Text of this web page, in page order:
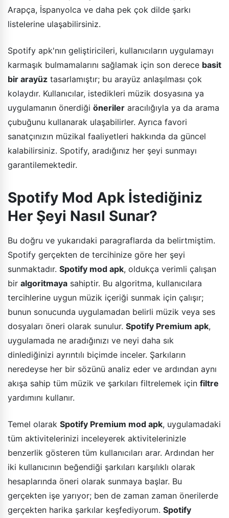
Arapça, İspanyolca ve daha pek çok dilde şarkı
listelerine ulaşabilirsiniz.
Spotify apk'nın geliştiricileri, kullanıcıların uygulamayı
karmaşık bulmamalarını sağlamak için son derece basit
bir arayüz tasarlamıştır; bu arayüz anlaşılması çok
kolaydır. Kullanıcılar, istedikleri müzik dosyasına ya
uygulamanın önerdiği öneriler aracılığıyla ya da arama
çubuğunu kullanarak ulaşabilirler. Ayrıca favori
sanatçınızın müzikal faaliyetleri hakkında da güncel
kalabilirsiniz. Spotify, aradığınız her şeyi sunmayı
garantilemektedir.
Spotify Mod Apk İstediğiniz
Her Şeyi Nasıl Sunar?
Bu doğru ve yukarıdaki paragraflarda da belirtmiştim.
Spotify gerçekten de tercihinize göre her şeyi
sunmaktadır. Spotify mod apk, oldukça verimli çalışan
bir algoritmaya sahiptir. Bu algoritma, kullanıcılara
tercihlerine uygun müzik içeriği sunmak için çalışır;
bunun sonucunda uygulamadan belirli müzik veya ses
dosyaları öneri olarak sunulur. Spotify Premium apk,
uygulamada ne aradığınızı ve neyi daha sık
dinlediğinizi ayrıntılı biçimde inceler. Şarkıların
neredeyse her bir sözünü analiz eder ve ardından aynı
akışa sahip tüm müzik ve şarkıları filtrelemek için filtre
yardımını kullanır.
Temel olarak Spotify Premium mod apk, uygulamadaki
tüm aktivitelerinizi inceleyerek aktivitelerinizle
benzerlik gösteren tüm kullanıcıları arar. Ardından her
iki kullanıcının beğendiği şarkıları karşılıklı olarak
hesaplarında öneri olarak sunmaya başlar. Bu
gerçekten işe yarıyor; ben de zaman zaman önerilerde
gerçekten harika şarkılar keşfediyorum. Spotify